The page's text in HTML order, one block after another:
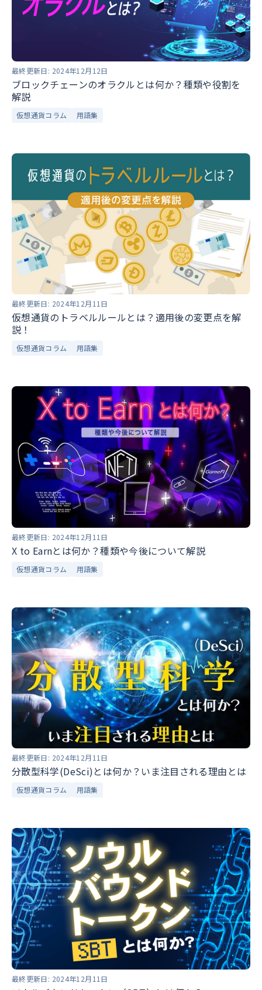
最終更新日: 2024年12月12日
ブロックチェーンのオラクルとは何か？種類や役割を
解説
仮想通貨コラム 用語集
最終更新日: 2024年12月11日
仮想通貨のトラベルルールとは？適用後の変更点を解
説！
仮想通貨コラム 用語集
最終更新日: 2024年12月11日
X to Earnとは何か？種類や今後について解説
仮想通貨コラム 用語集
最終更新日: 2024年12月11日
分散型科学(DeSci)とは何か？いま注目される理由とは
仮想通貨コラム 用語集
最終更新日: 2024年12月11日